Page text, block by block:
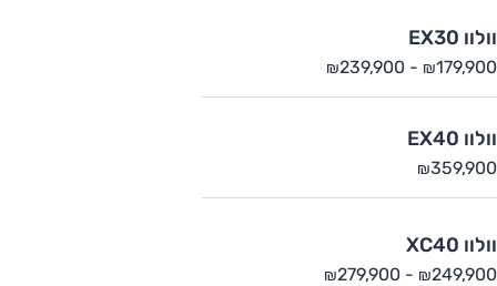
וולוו EX30
₪179,900
-
₪239,900
וולוו EX40
₪359,900
וולוו XC40
₪249,900
-
₪279,900